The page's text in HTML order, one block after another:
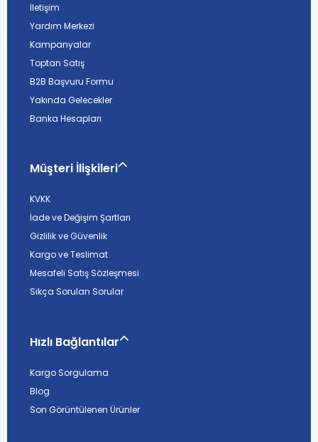
İletişim
Yardım Merkezi
Kampanyalar
Toptan Satış
B2B Başvuru Formu
Yakında Gelecekler
Banka Hesapları
Müşteri İlişkileri
KVKK
İade ve Değişim Şartları
Gizlilik ve Güvenlik
Kargo ve Teslimat
Mesafeli Satış Sözleşmesi
Sıkça Sorulan Sorular
Hızlı Bağlantılar
Kargo Sorgulama
Blog
Son Görüntülenen Ürünler